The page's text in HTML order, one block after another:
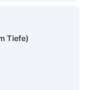
Tiefe)